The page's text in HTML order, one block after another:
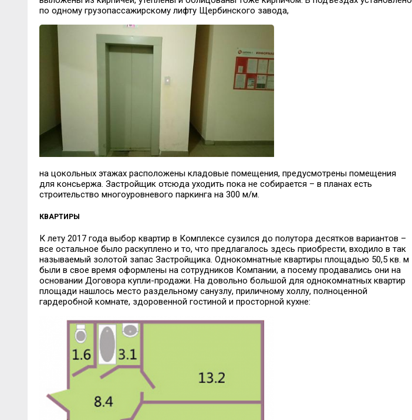
по одному грузопассажирскому лифту Щербинского завода,
на цокольных этажах расположены кладовые помещения, предусмотрены помещения
для консьержа. Застройщик отсюда уходить пока не собирается – в планах есть
строительство многоуровневого паркинга на 300 м/м.
КВАРТИРЫ
К лету 2017 года выбор квартир в Комплексе сузился до полутора десятков вариантов –
все остальное было раскуплено и то, что предлагалось здесь приобрести, входило в так
называемый золотой запас Застройщика. Однокомнатные квартиры площадью 50,5 кв. м
были в свое время оформлены на сотрудников Компании, а посему продавались они на
основании Договора купли-продажи. На довольно большой для однокомнатных квартир
площади нашлось место раздельному санузлу, приличному холлу, полноценной
гардеробной комнате, здоровенной гостиной и просторной кухне: